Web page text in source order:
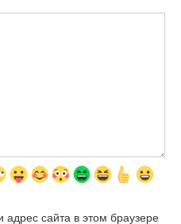
сайта в этом браузере